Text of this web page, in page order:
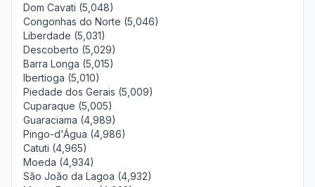
Dom Cavati (5,048)
Congonhas do Norte (5,046)
Liberdade (5,031)
Descoberto (5,029)
Barra Longa (5,015)
Ibertioga (5,010)
Piedade dos Gerais (5,009)
Cuparaque (5,005)
Guaraciama (4,989)
Pingo-d'Água (4,986)
Catuti (4,965)
Moeda (4,934)
São João da Lagoa (4,932)